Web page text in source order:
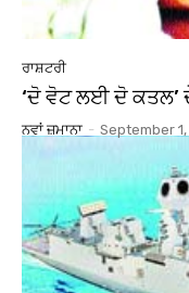
ਰਾਸ਼ਟਰੀ
‘ਦੋ ਵੋਟ ਲਈ ਦੋ ਕਤਲ’
ਨਵਾਂ ਜ਼ਮਾਨਾ - September